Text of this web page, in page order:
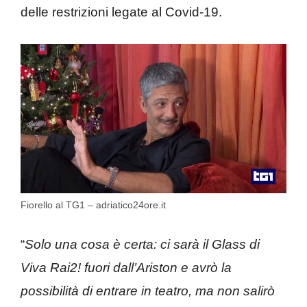
delle restrizioni legate al Covid-19.
Fiorello al TG1 – adriatico24ore.it
“Solo una cosa è certa: ci sarà il Glass di
Viva Rai2! fuori dall’Ariston e avrò la
possibilità di entrare in teatro, ma non salirò